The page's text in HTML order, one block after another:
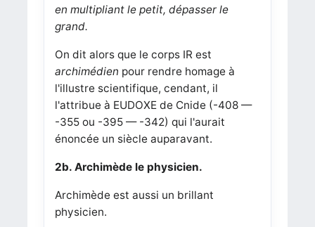
en multipliant le petit, dépasser le
grand.
On dit alors que le corps IR est
archimédien pour rendre homage à
l'illustre scientifique, cendant, il
l'attribue à EUDOXE de Cnide (-408 —
-355 ou -395 — -342) qui l'aurait
énoncée un siècle auparavant.
2b. Archimède le physicien.
Archimède est aussi un brillant
physicien.